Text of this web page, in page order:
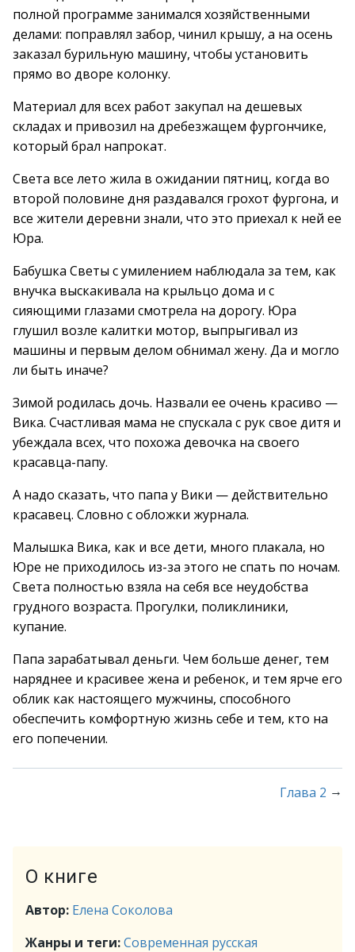
полной программе занимался хозяйственными
делами: поправлял забор, чинил крышу, а на осень
заказал бурильную машину, чтобы установить
прямо во дворе колонку.
Материал для всех работ закупал на дешевых
складах и привозил на дребезжащем фургончике,
который брал напрокат.
Света все лето жила в ожидании пятниц, когда во
второй половине дня раздавался грохот фургона, и
все жители деревни знали, что это приехал к ней ее
Юра.
Бабушка Светы с умилением наблюдала за тем, как
внучка выскакивала на крыльцо дома и с
сияющими глазами смотрела на дорогу. Юра
глушил возле калитки мотор, выпрыгивал из
машины и первым делом обнимал жену. Да и могло
ли быть иначе?
Зимой родилась дочь. Назвали ее очень красиво —
Вика. Счастливая мама не спускала с рук свое дитя и
убеждала всех, что похожа девочка на своего
красавца-папу.
А надо сказать, что папа у Вики — действительно
красавец. Словно с обложки журнала.
Малышка Вика, как и все дети, много плакала, но
Юре не приходилось из-за этого не спать по ночам.
Света полностью взяла на себя все неудобства
грудного возраста. Прогулки, поликлиники,
купание.
Папа зарабатывал деньги. Чем больше денег, тем
наряднее и красивее жена и ребенок, и тем ярче его
облик как настоящего мужчины, способного
обеспечить комфортную жизнь себе и тем, кто на
его попечении.
Глава 2 →
О книге
Автор: Елена Соколова
Жанры и теги:Современная русская